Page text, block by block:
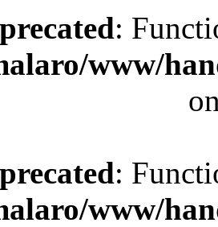
:
www/
:
www/